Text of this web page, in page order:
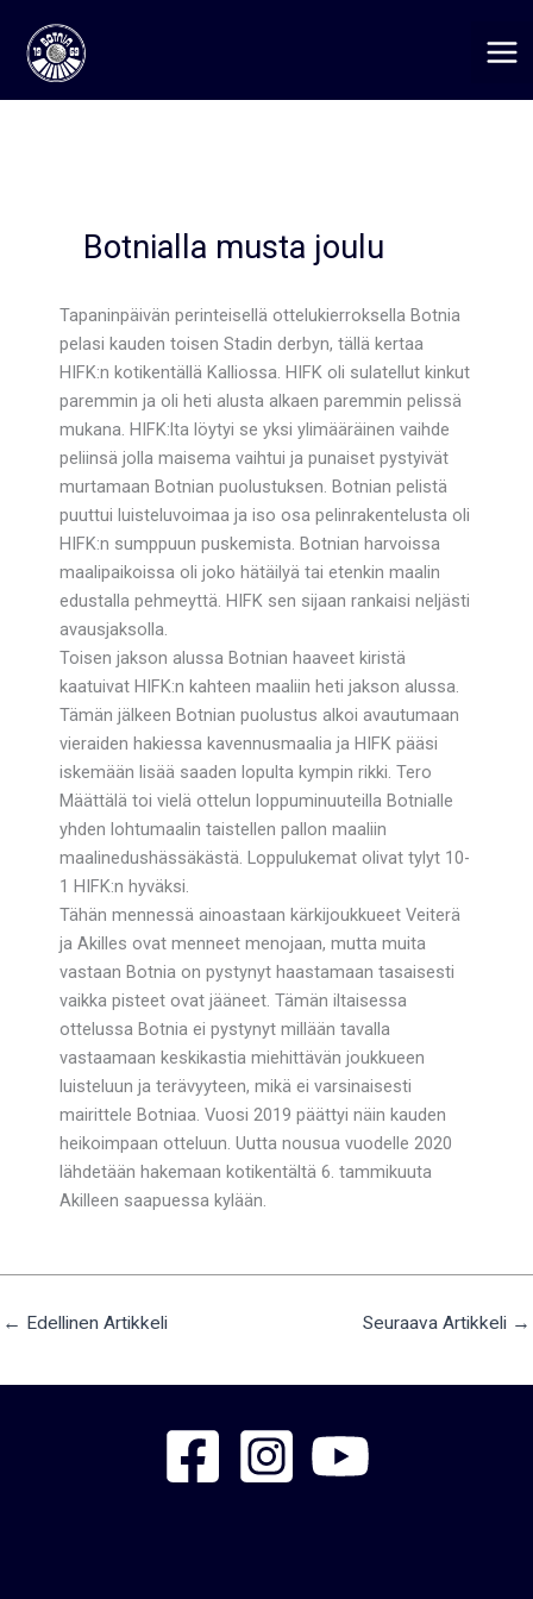
sisältöön
Botnialla musta joulu
Tapaninpäivän perinteisellä ottelukierroksella Botnia
pelasi kauden toisen Stadin derbyn, tällä kertaa
HIFK:n kotikentällä Kalliossa. HIFK oli sulatellut kinkut
paremmin ja oli heti alusta alkaen paremmin pelissä
mukana. HIFK:lta löytyi se yksi ylimääräinen vaihde
peliinsä jolla maisema vaihtui ja punaiset pystyivät
murtamaan Botnian puolustuksen. Botnian pelistä
puuttui luisteluvoimaa ja iso osa pelinrakentelusta oli
HIFK:n sumppuun puskemista. Botnian harvoissa
maalipaikoissa oli joko hätäilyä tai etenkin maalin
edustalla pehmeyttä. HIFK sen sijaan rankaisi neljästi
avausjaksolla.
Toisen jakson alussa Botnian haaveet kiristä
kaatuivat HIFK:n kahteen maaliin heti jakson alussa.
Tämän jälkeen Botnian puolustus alkoi avautumaan
vieraiden hakiessa kavennusmaalia ja HIFK pääsi
iskemään lisää saaden lopulta kympin rikki. Tero
Määttälä toi vielä ottelun loppuminuuteilla Botnialle
yhden lohtumaalin taistellen pallon maaliin
maalinedushässäkästä. Loppulukemat olivat tylyt 10-
1 HIFK:n hyväksi.
Tähän mennessä ainoastaan kärkijoukkueet Veiterä
ja Akilles ovat menneet menojaan, mutta muita
vastaan Botnia on pystynyt haastamaan tasaisesti
vaikka pisteet ovat jääneet. Tämän iltaisessa
ottelussa Botnia ei pystynyt millään tavalla
vastaamaan keskikastia miehittävän joukkueen
luisteluun ja terävyyteen, mikä ei varsinaisesti
mairittele Botniaa. Vuosi 2019 päättyi näin kauden
heikoimpaan otteluun. Uutta nousua vuodelle 2020
lähdetään hakemaan kotikentältä 6. tammikuuta
Akilleen saapuessa kylään.
← Edellinen Artikkeli Seuraava Artikkeli →